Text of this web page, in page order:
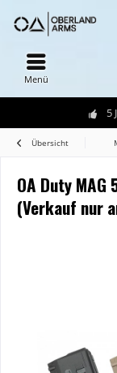
5
Menü
Übersicht
OA Duty
(Verkauf nur